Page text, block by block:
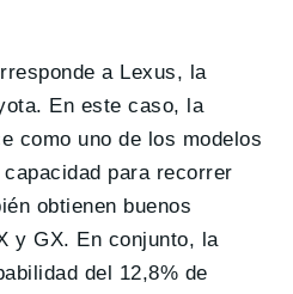
a Lexus, la
En este caso, la
como uno de los modelos
para recorrer
obtienen buenos
y GX. En conjunto, la
del 12,8% de